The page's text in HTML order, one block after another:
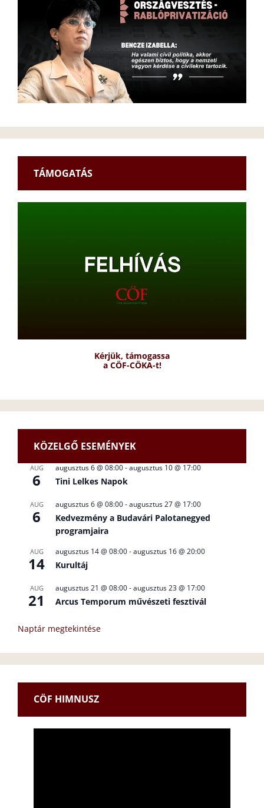
TÁMOGATÁS
Kérjük, támogassa
a CÖF-CÖKA-t!
KÖZELGŐ ESEMÉNYEK
AUG
6
augusztus 6 @ 08:00-augusztus 10 @ 17:00
Tini Lelkes Napok
AUG
6
augusztus 6 @ 08:00-augusztus 27 @ 17:00
Kedvezmény a Budavári Palotanegyed
programjaira
AUG
14
augusztus 14 @ 08:00-augusztus 16 @ 20:00
Kurultáj
AUG
21
augusztus 21 @ 08:00-augusztus 23 @ 17:00
Arcus Temporum művészeti fesztivál
Naptár megtekintése
CÖF HIMNUSZ